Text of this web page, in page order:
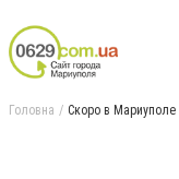
Головна Скоро в